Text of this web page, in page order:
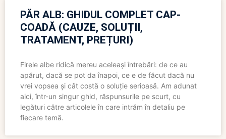
PĂR ALB: GHIDUL COMPLET CAP-
COADĂ (CAUZE, SOLUȚII,
TRATAMENT, PREȚURI)
Firele albe ridică mereu aceleași întrebări: de ce au
apărut, dacă se pot da înapoi, ce e de făcut dacă nu
vrei vopsea și cât costă o soluție serioasă. Am adunat
aici, într-un singur ghid, răspunsurile pe scurt, cu
legături către articolele în care intrăm în detaliu pe
fiecare temă.